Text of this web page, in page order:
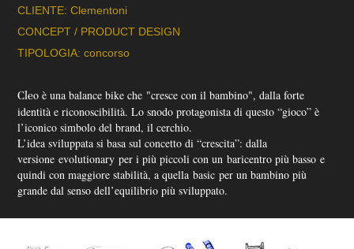
CLIENTE: Clementoni
CONCEPT / PRODUCT DESIGN
TIPOLOGIA: concorso
Cleo è una balance bike che "cresce con il bambino", dalla forte
identità e riconoscibilità. Lo snodo protagonista di questo “gioco” è
l’iconico simbolo del brand, il cerchio.
L’idea sviluppata si basa sul concetto di “crescita”: dalla
versione evolutionary per i più piccoli con un baricentro più basso e
quindi con maggiore stabilità, a quella basic per un bambino più
grande dal senso dell’equilibrio più sviluppato.